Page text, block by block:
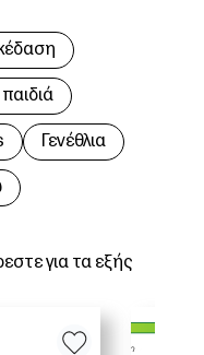
για τα εξής
Γενέθλια